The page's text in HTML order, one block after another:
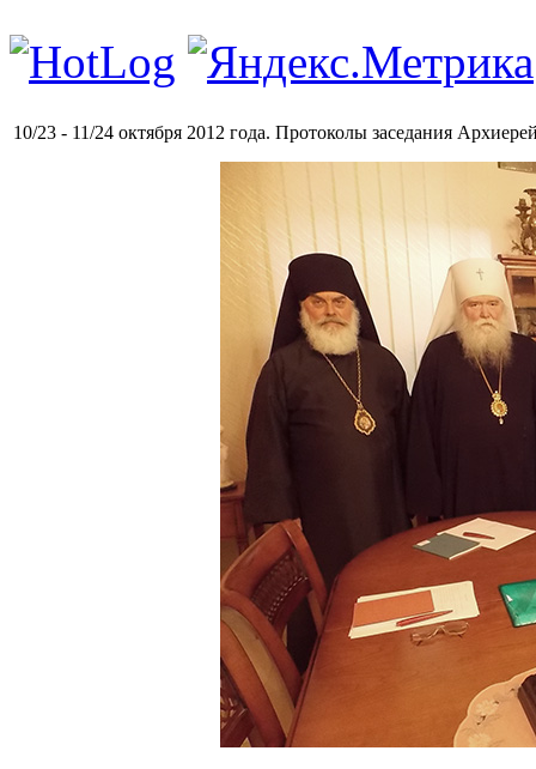
10/23 - 11/24 октября 2012 года. Протоколы заседания